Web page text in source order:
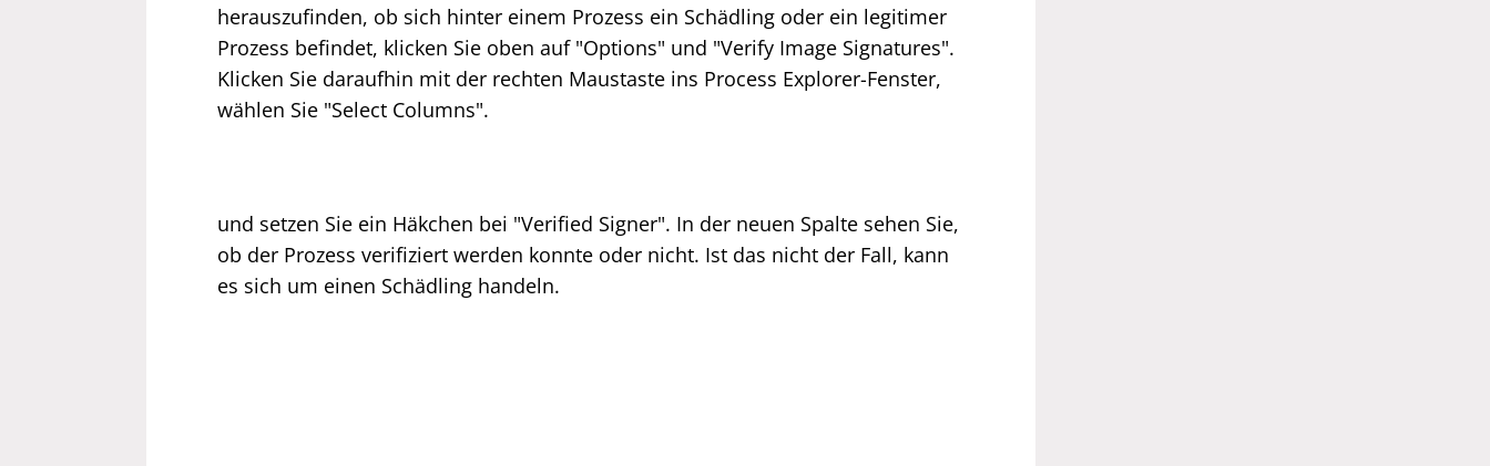
herauszufinden, ob sich hinter einem Prozess ein Schädling oder ein legitimer
Prozess befindet, klicken Sie oben auf "Options" und "Verify Image Signatures".
Klicken Sie daraufhin mit der rechten Maustaste ins Process Explorer-Fenster,
wählen Sie "Select Columns".
und setzen Sie ein Häkchen bei "Verified Signer". In der neuen Spalte sehen Sie,
ob der Prozess verifiziert werden konnte oder nicht. Ist das nicht der Fall, kann
es sich um einen Schädling handeln.